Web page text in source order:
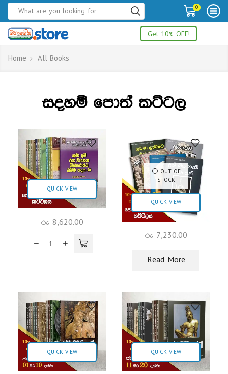
0
Get 10% OFF!
Home All Books
සදහම් පොත් කට්ටල
QUICK VIEW
රු 8,620.00
OUT OF
STOCK
QUICK VIEW
රු 7,230.00
Read More
QUICK VIEW QUICK VIEW